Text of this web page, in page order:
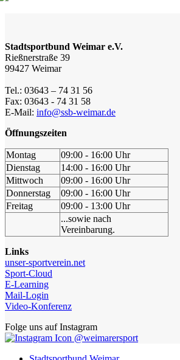
Stadtsportbund Weimar e.V.
Rießnerstraße 39
99427 Weimar
Tel.: 03643 – 74 31 56
Fax: 03643 - 74 31 58
E-Mail: info@ssb-weimar.de
Öffnungszeiten
Montag
09:00 - 16:00 Uhr
Dienstag
14:00 - 16:00 Uhr
Mittwoch
09:00 - 16:00 Uhr
Donnerstag
09:00 - 16:00 Uhr
Freitag
09:00 - 13:00 Uhr
...sowie nach
Vereinbarung.
Links
unser-sportverein.net
Sport-Cloud
E-Learning
Mail-Login
Video-Konferenz
Folge uns auf Instagram
@weimarersport